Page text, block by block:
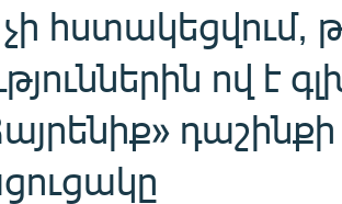
հստակեցվում,
ով է
դաշինքի